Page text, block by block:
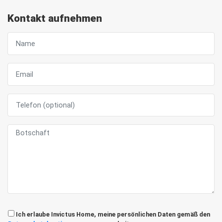
Kontakt aufnehmen
Ich erlaube Invictus Home, meine persönlichen Daten gemäß den